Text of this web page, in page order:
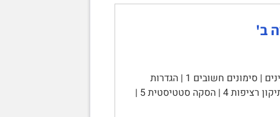
ב'
סיכום הקורס מבוא לסטטיסטיקה לתלמידי מדעי החברה ב' | תוכן העניינים | סימונים חשובים 1 | הגדרות
בסיסיות 1 | ניתוח פלט SPSS 2 | משתנה ברנולי 4 | משפט הגבול המרכזי 4 | תיקון רציפות 4 | הסקה סטטיסטית 5 |